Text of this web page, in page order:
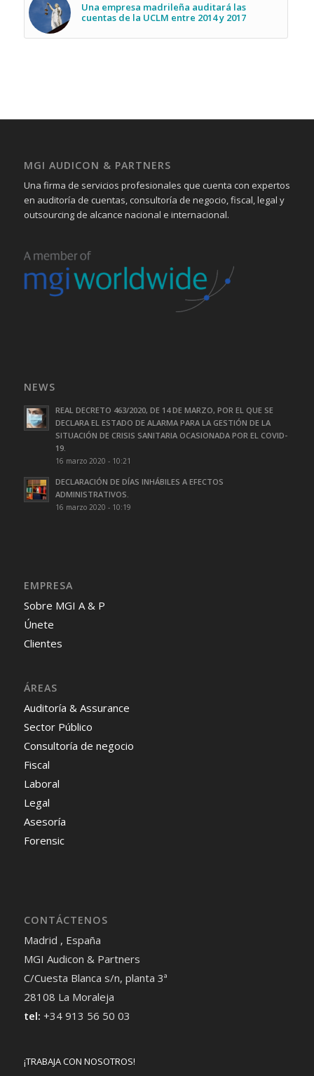
Una empresa madrileña auditará las
cuentas de la UCLM entre 2014 y 2017
MGI AUDICON & PARTNERS
Una firma de servicios profesionales que cuenta con expertos
en auditoría de cuentas, consultoría de negocio, fiscal, legal y
outsourcing de alcance nacional e internacional.
NEWS
REAL DECRETO 463/2020, DE 14 DE MARZO, POR EL QUE SE
DECLARA EL ESTADO DE ALARMA PARA LA GESTIÓN DE LA
SITUACIÓN DE CRISIS SANITARIA OCASIONADA POR EL COVID-
19.
16 marzo 2020 - 10:21
DECLARACIÓN DE DÍAS INHÁBILES A EFECTOS
ADMINISTRATIVOS.
16 marzo 2020 - 10:19
EMPRESA
Sobre MGI A & P
Únete
Clientes
ÁREAS
Auditoría & Assurance
Sector Público
Consultoría de negocio
Fiscal
Laboral
Legal
Asesoría
Forensic
CONTÁCTENOS
Madrid , España
MGI Audicon & Partners
C/Cuesta Blanca s/n, planta 3ª
28108 La Moraleja
tel: +34 913 56 50 03
¡TRABAJA CON NOSOTROS!